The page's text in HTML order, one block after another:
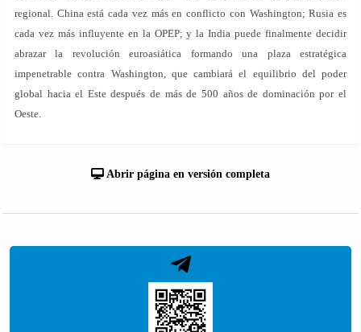
regional. China está cada vez más en conflicto con Washington; Rusia es
cada vez más influyente en la OPEP; y la India puede finalmente decidir
abrazar la revolución euroasiática formando una plaza estratégica
impenetrable contra Washington, que cambiará el equilibrio del poder
global hacia el Este después de más de 500 años de dominación por el
Oeste.
Abrir página en versión completa